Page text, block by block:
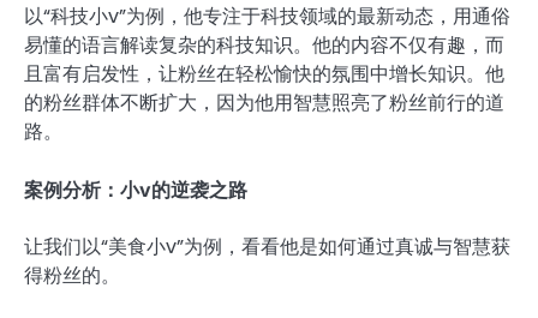
以“科技小v”为例，他专注于科技领域的最新动态，用通俗
易懂的语言解读复杂的科技知识。他的内容不仅有趣，而
且富有启发性，让粉丝在轻松愉快的氛围中增长知识。他
的粉丝群体不断扩大，因为他用智慧照亮了粉丝前行的道
路。
案例分析：小v的逆袭之路
让我们以“美食小v”为例，看看他是如何通过真诚与智慧获
得粉丝的。